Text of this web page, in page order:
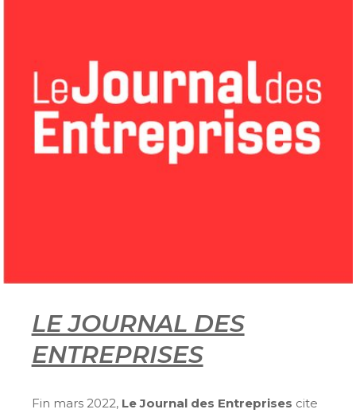
LE JOURNAL DES
ENTREPRISES
Fin mars 2022, Le Journal des Entreprises cite